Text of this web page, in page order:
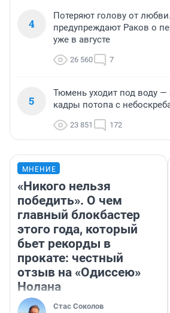
4
Потеряют голову от
предупреждают Раков о
уже в августе
26 560 7
5
Тюмень уходит под воду
кадры потопа с
23 851 172
МНЕНИЕ
«Никого нельзя
победить». О чем
главный блокбастер
этого года, который
бьет рекорды в
прокате: честный
отзыв на «Одиссею»
Нолана
Стас Соколов